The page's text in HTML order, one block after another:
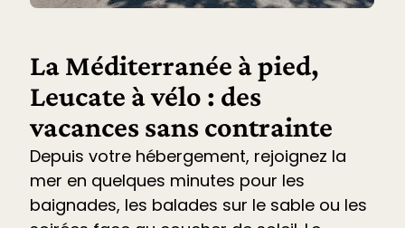
La Méditerranée à pied,
Leucate à vélo : des
vacances sans contrainte
Depuis votre hébergement, rejoignez la
mer en quelques minutes pour les
baignades, les balades sur le sable ou les